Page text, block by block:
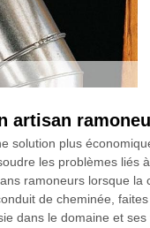
artisan
solution plus
les problèmes liés
ramoneurs lorsque
de cheminée,
dans le domaine et